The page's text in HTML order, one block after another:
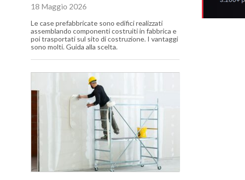
18 Maggio 2026
Le case prefabbricate sono edifici realizzati
assemblando componenti costruiti in fabbrica e
poi trasportati sul sito di costruzione. I vantaggi
sono molti. Guida alla scelta.